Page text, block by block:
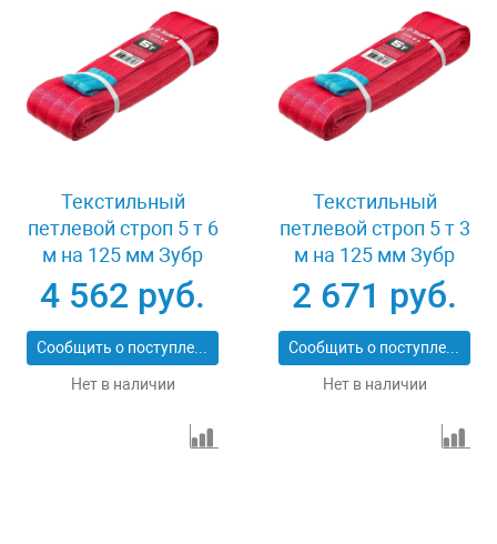
Текстильный
петлевой строп 5 т 6
м на 125 мм Зубр
43555-5-6
4 562 руб.
Сообщить о поступлении
Нет в наличии
Текстильный
петлевой строп 5 т 3
м на 125 мм Зубр
43555-5-3
2 671 руб.
Сообщить о поступлении
Нет в наличии